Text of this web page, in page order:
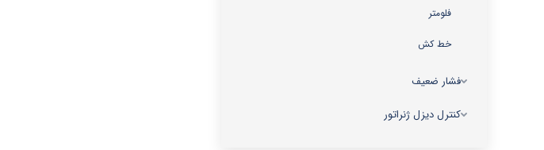
فلومتر
خط کش
فشار ضعیف
کنترل دیزل ژنراتور